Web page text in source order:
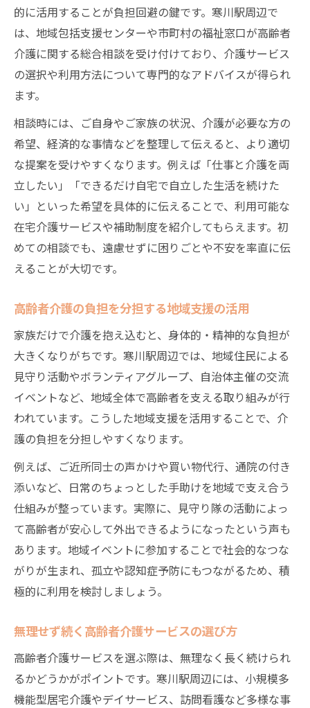
的に活用することが負担回避の鍵です。寒川駅周辺で
は、地域包括支援センターや市町村の福祉窓口が高齢者
介護に関する総合相談を受け付けており、介護サービス
の選択や利用方法について専門的なアドバイスが得られ
ます。
相談時には、ご自身やご家族の状況、介護が必要な方の
希望、経済的な事情などを整理して伝えると、より適切
な提案を受けやすくなります。例えば「仕事と介護を両
立したい」「できるだけ自宅で自立した生活を続けた
い」といった希望を具体的に伝えることで、利用可能な
在宅介護サービスや補助制度を紹介してもらえます。初
めての相談でも、遠慮せずに困りごとや不安を率直に伝
えることが大切です。
高齢者介護の負担を分担する地域支援の活用
家族だけで介護を抱え込むと、身体的・精神的な負担が
大きくなりがちです。寒川駅周辺では、地域住民による
見守り活動やボランティアグループ、自治体主催の交流
イベントなど、地域全体で高齢者を支える取り組みが行
われています。こうした地域支援を活用することで、介
護の負担を分担しやすくなります。
例えば、ご近所同士の声かけや買い物代行、通院の付き
添いなど、日常のちょっとした手助けを地域で支え合う
仕組みが整っています。実際に、見守り隊の活動によっ
て高齢者が安心して外出できるようになったという声も
あります。地域イベントに参加することで社会的なつな
がりが生まれ、孤立や認知症予防にもつながるため、積
極的に利用を検討しましょう。
無理せず続く高齢者介護サービスの選び方
高齢者介護サービスを選ぶ際は、無理なく長く続けられ
るかどうかがポイントです。寒川駅周辺には、小規模多
機能型居宅介護やデイサービス、訪問看護など多様な事